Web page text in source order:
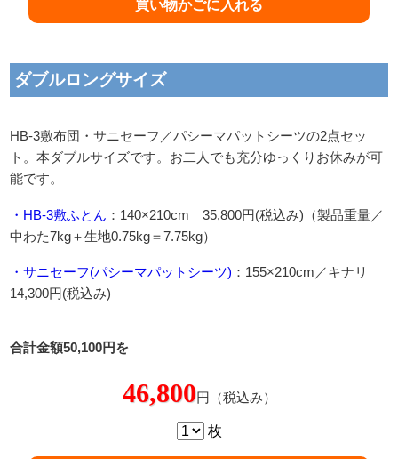
ダブルロングサイズ
HB-3敷布団・サニセーフ／パシーマパットシーツの2点セッ
ト。本ダブルサイズです。お二人でも充分ゆっくりお休みが可
能です。
・HB-3敷ふとん ：140×210cm 35,800円(税込み)（製品重量／
中わた7kg＋生地0.75kg＝7.75kg）
・サニセーフ(パシーマパットシーツ) ：155×210cm／キナリ
14,300円(税込み)
合計金額50,100円を
46,800円（税込み）
枚